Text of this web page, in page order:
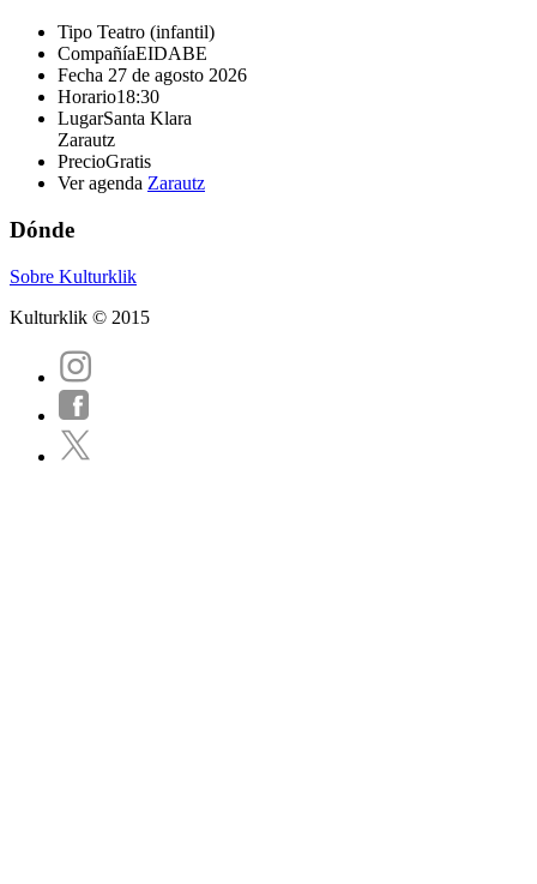
Tipo Teatro (infantil)
CompañíaEIDABE
Fecha 27 de agosto 2026
Horario18:30
LugarSanta Klara
Zarautz
PrecioGratis
Ver agenda Zarautz
Dónde
Sobre Kulturklik
Kulturklik © 2015